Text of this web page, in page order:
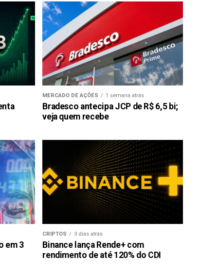
MERCADO DE AÇÕES 1 semana atrás
Bradesco antecipa JCP de R$ 6,5 bi;
veja quem recebe
em 3
CRIPTOS 3 dias atrás
Binance lança Rende+ com
rendimento de até 120% do CDI